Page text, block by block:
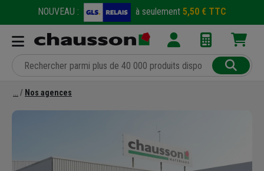
NOUVEAU : à seulement 5,50 € TTC
Nos agences